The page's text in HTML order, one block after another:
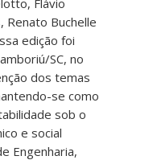
Renato Buchelle
edição foi
SC, no
dos temas
se como
sob o
e social
Engenharia,